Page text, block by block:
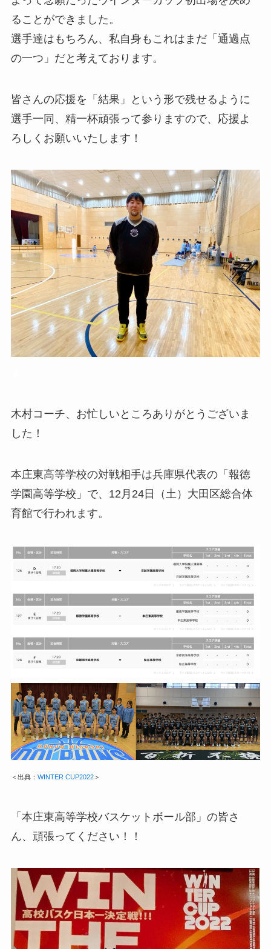
ることができました。
選手達はもちろん、私自身もこれはまだ「通過点
の一つ」だと考えております。
皆さんの応援を「結果」という形で残せるように
選手一同、精一杯頑張って参りますので、応援よ
ろしくお願いいたします！
木村コーチ、お忙しいところありがとうございま
した！
本庄東高等学校の対戦相手は兵庫県代表の「報徳
学園高等学校」で、12月24日（土）大田区総合体
育館で行われます。
＜出典： WINTER CUP2022＞
「本庄東高等学校バスケットボール部」の皆さ
ん、頑張ってください！！